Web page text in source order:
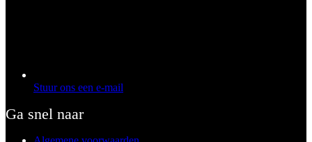
Stuur ons een e-mail
Ga snel naar